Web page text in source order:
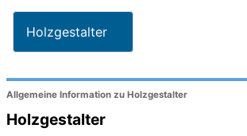
Holzgestalter
Allgemeine Information zu Holzgestalter
Holzgestalter